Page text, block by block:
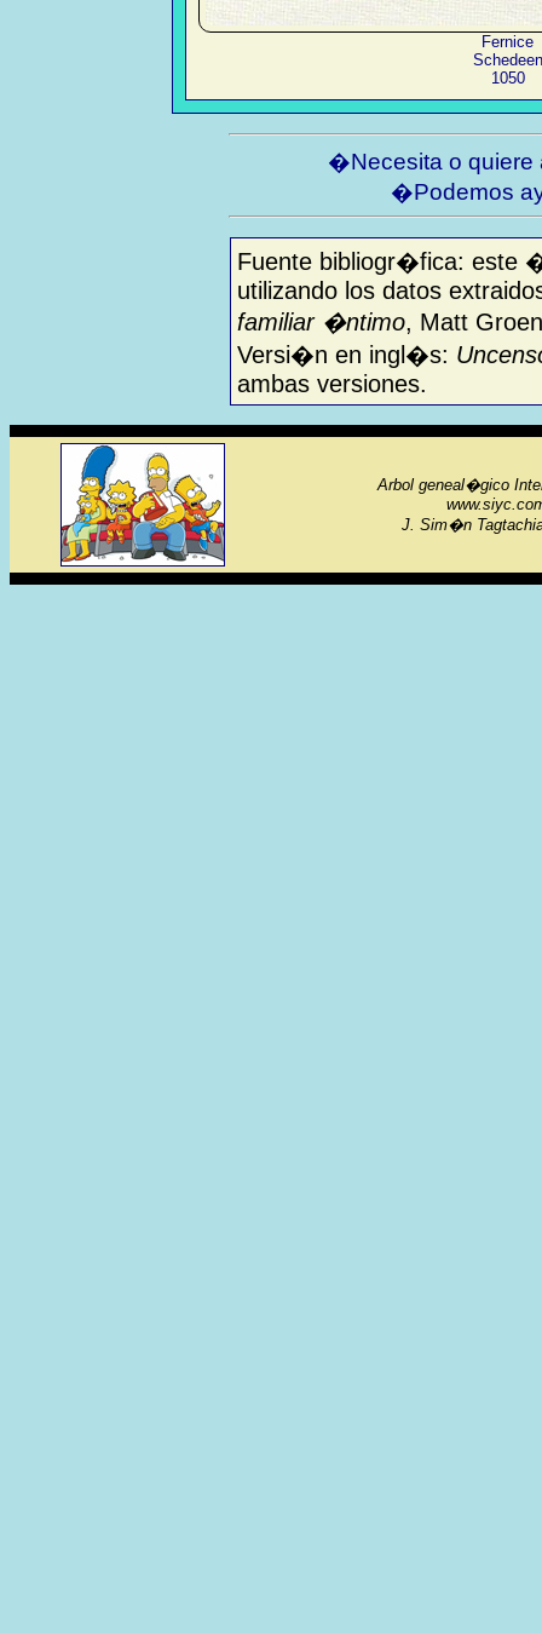
Fernice
Schedeen
1050
�Necesita o
�Podemos
Fuente bibliogr�fica: este
utilizando los datos
familiar �ntimo, Matt
Versi�n en ingl�s:
ambas versiones.
Arbol geneal�gico
J. Sim�n